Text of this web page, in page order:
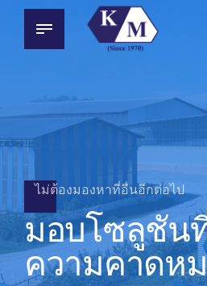
ไม่ต้องมองหาที่อื่นอีกต่อไป
มอบโซลูชัน
ความคาดห